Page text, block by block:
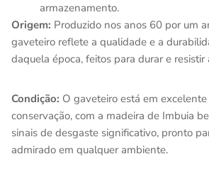
armazenamento.
Origem: Produzido nos anos 60 por um
gaveteiro reflete a qualidade e a
daquela época, feitos para durar e resistir
Condição: O gaveteiro está em
conservação, com a madeira de Imbuia
sinais de desgaste significativo, pronto
admirado em qualquer ambiente.